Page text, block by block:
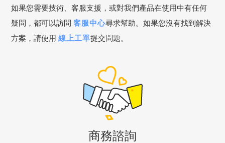
如果您需要技術、客服支援，或對我們產品在使用中有任何
疑問，都可以訪問客服中心尋求幫助。如果您沒有找到解決
方案，請使用線上工單提交問題。
商務諮詢